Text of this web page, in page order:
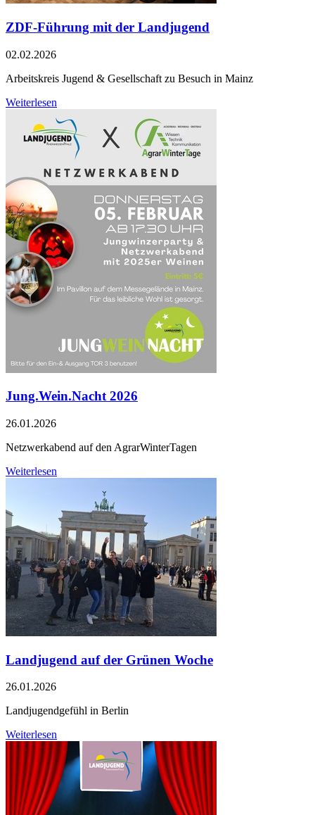
ZDF-Führung mit der Landjugend
02.02.2026
Arbeitskreis Jugend & Gesellschaft zu Besuch in Mainz
Weiterlesen
Jung.Wein.Nacht 2026
26.01.2026
Netzwerkabend auf den AgrarWinterTagen
Weiterlesen
Landjugend auf der Grünen Woche
26.01.2026
Landjugendgefühl in Berlin
Weiterlesen